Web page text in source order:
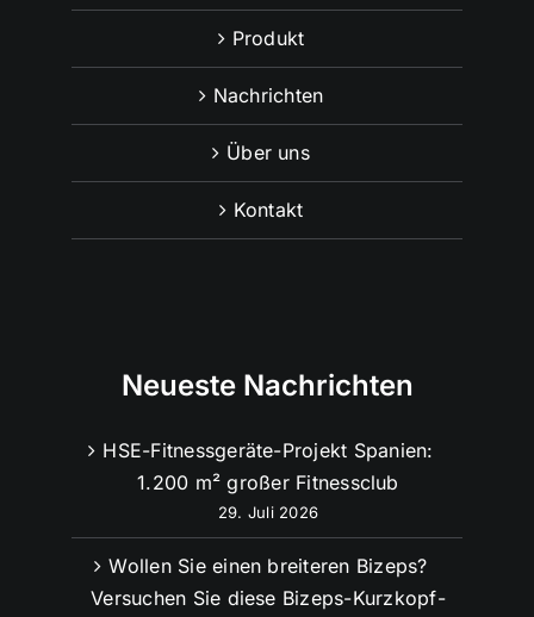
Produkt
Nachrichten
Über uns
Kontakt
Neueste Nachrichten
HSE-Fitnessgeräte-Projekt Spanien:
1.200 m² großer Fitnessclub
29. Juli 2026
Wollen Sie einen breiteren Bizeps?
Versuchen Sie diese Bizeps-Kurzkopf-